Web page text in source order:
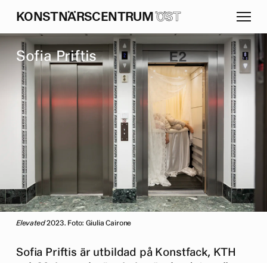
KONSTNÄRSCENTRUMÖST
Sofa Priftis
Elevated2023. Foto: Giulia Cairone
Sofia Priftis är utbildad på Konstfack, KTH